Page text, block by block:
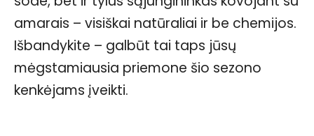
amarais – visiškai natūraliai ir be chemijos.
Išbandykite – galbūt tai taps jūsų
mėgstamiausia priemone šio sezono
kenkėjams įveikti.